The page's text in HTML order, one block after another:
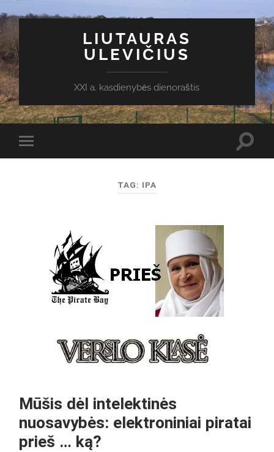
LIUTAURAS
ULEVIČIUS
XXI a. kasdienybės dienoraštis
Toggle
mobile
TAG: IPA
Mūšis dėl intelektinės
nuosavybės: elektroniniai piratai
prieš … ką?